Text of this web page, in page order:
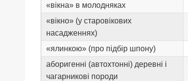
«вікна» в молодняках
«вікно» (у старовікових
насадженнях)
«ялинкою» (про підбір шпону)
аборигенні (автохтонні) деревні і
чагарникові породи